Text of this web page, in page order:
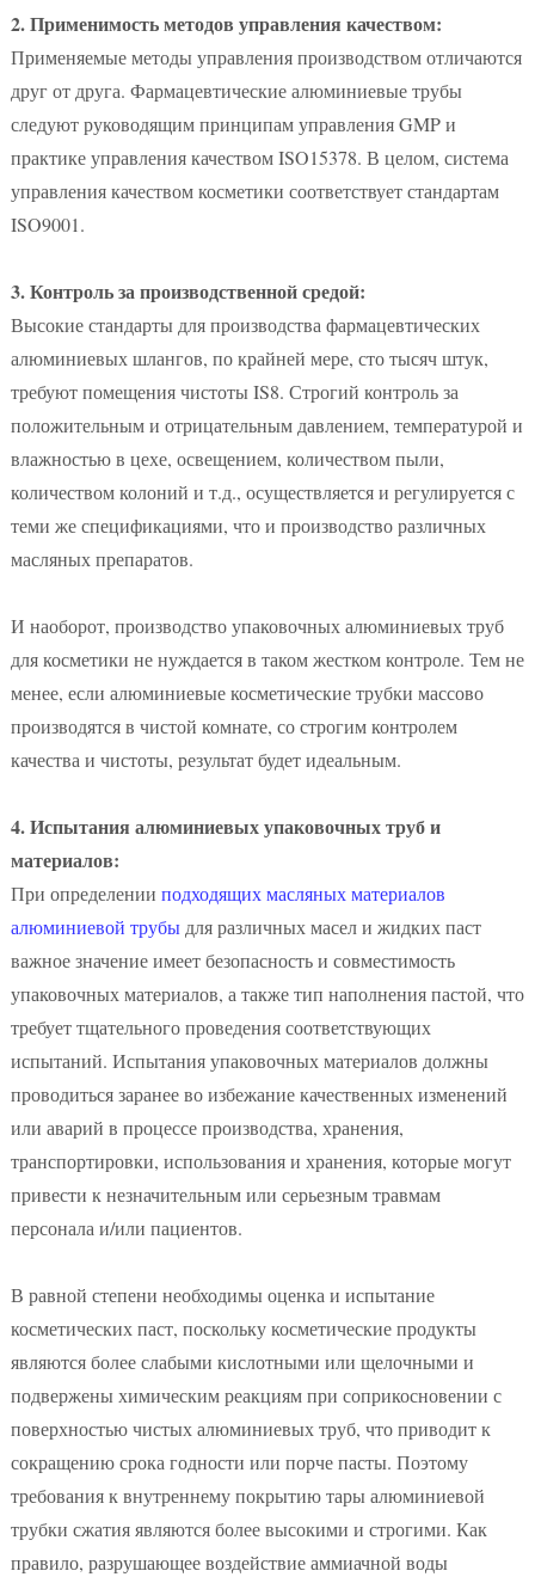
2. Применимость методов управления качеством:
Применяемые методы управления производством отличаются
друг от друга. Фармацевтические алюминиевые трубы
следуют руководящим принципам управления GMP и
практике управления качеством ISO15378. В целом, система
управления качеством косметики соответствует стандартам
ISO9001.
3. Контроль за производственной средой:
Высокие стандарты для производства фармацевтических
алюминиевых шлангов, по крайней мере, сто тысяч штук,
требуют помещения чистоты IS8. Строгий контроль за
положительным и отрицательным давлением, температурой и
влажностью в цехе, освещением, количеством пыли,
количеством колоний и т.д., осуществляется и регулируется с
теми же спецификациями, что и производство различных
масляных препаратов.
И наоборот, производство упаковочных алюминиевых труб
для косметики не нуждается в таком жестком контроле. Тем не
менее, если алюминиевые косметические трубки массово
производятся в чистой комнате, со строгим контролем
качества и чистоты, результат будет идеальным.
4. Испытания алюминиевых упаковочных труб и
материалов:
При определении подходящих масляных материалов
алюминиевой трубыдля различных масел и жидких паст
важное значение имеет безопасность и совместимость
упаковочных материалов, а также тип наполнения пастой, что
требует тщательного проведения соответствующих
испытаний. Испытания упаковочных материалов должны
проводиться заранее во избежание качественных изменений
или аварий в процессе производства, хранения,
транспортировки, использования и хранения, которые могут
привести к незначительным или серьезным травмам
персонала и/или пациентов.
В равной степени необходимы оценка и испытание
косметических паст, поскольку косметические продукты
являются более слабыми кислотными или щелочными и
подвержены химическим реакциям при соприкосновении с
поверхностью чистых алюминиевых труб, что приводит к
сокращению срока годности или порче пасты. Поэтому
требования к внутреннему покрытию тары алюминиевой
трубки сжатия являются более высокими и строгими. Как
правило, разрушающее воздействие аммиачной воды